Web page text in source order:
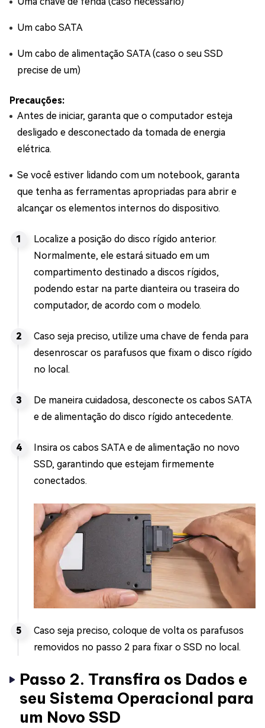
Um cabo SATA
Um cabo de alimentação SATA (caso o seu SSD
precise de um)
Precauções:
Antes de iniciar, garanta que o computador esteja
desligado e desconectado da tomada de energia
elétrica.
Se você estiver lidando com um notebook, garanta
que tenha as ferramentas apropriadas para abrir e
alcançar os elementos internos do dispositivo.
Localize a posição do disco rígido anterior.
Normalmente, ele estará situado em um
compartimento destinado a discos rígidos,
podendo estar na parte dianteira ou traseira do
computador, de acordo com o modelo.
Caso seja preciso, utilize uma chave de fenda para
desenroscar os parafusos que fixam o disco rígido
no local.
De maneira cuidadosa, desconecte os cabos SATA
e de alimentação do disco rígido antecedente.
Insira os cabos SATA e de alimentação no novo
SSD, garantindo que estejam firmemente
conectados.
Caso seja preciso, coloque de volta os parafusos
removidos no passo 2 para fixar o SSD no local.
Passo 2. Transfira os Dados e
seu Sistema Operacional para
um Novo SSD